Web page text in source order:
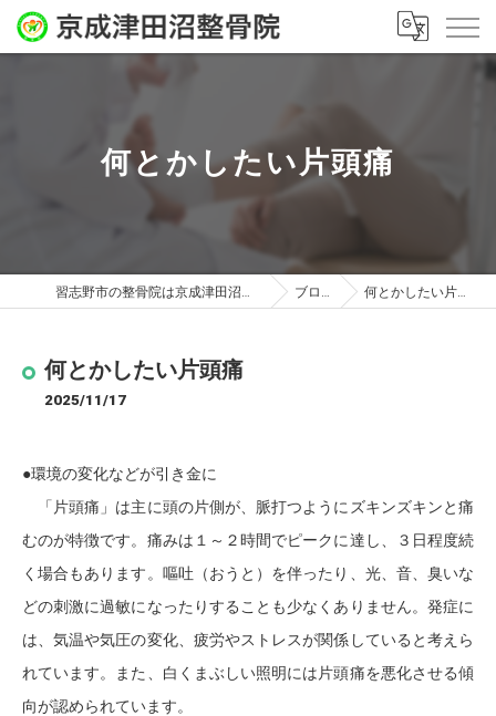
何とかしたい片頭痛
習志野市の整骨院は京成津田沼整骨院 ブログ 何とかしたい片頭痛
何とかしたい片頭痛
2025/11/17
●環境の変化などが引き金に
「片頭痛」は主に頭の片側が、脈打つようにズキンズキンと痛
むのが特徴です。痛みは１～２時間でピークに達し、３日程度続
く場合もあります。嘔吐（おうと）を伴ったり、光、音、臭いな
どの刺激に過敏になったりすることも少なくありません。発症に
は、気温や気圧の変化、疲労やストレスが関係していると考えら
れています。また、白くまぶしい照明には片頭痛を悪化させる傾
向が認められています。